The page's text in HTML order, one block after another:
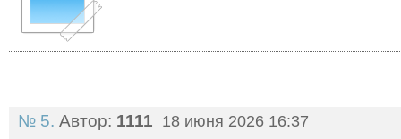
№ 5. Автор: 1111 18 июня 2026 16:37